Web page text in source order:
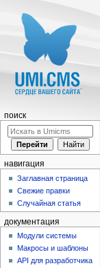
поиск
навигация
Заглавная страница
Свежие правки
Случайная статья
документация
Модули системы
Макросы и шаблоны
API для разработчика